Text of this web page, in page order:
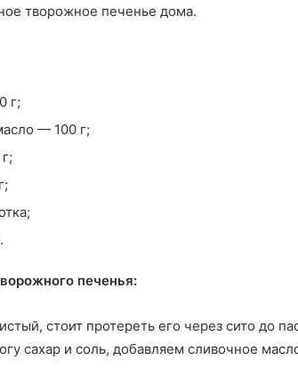
творожное печенье дома.
г;
— 100 г;
печенья:
стоит протереть его через сито до
сахар и соль, добавляем сливочное